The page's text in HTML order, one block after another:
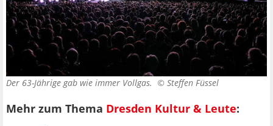
Der 63-Jährige gab wie immer Vollgas. © Steffen Füssel
Mehr zum Thema Dresden Kultur & Leute: